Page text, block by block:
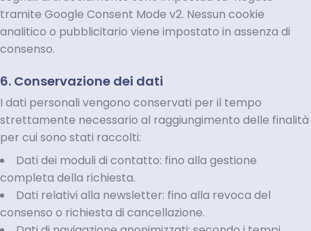
tramite Google Consent Mode v2. Nessun cookie
analitico o pubblicitario viene impostato in assenza di
consenso.
6. Conservazione dei dati
I dati personali vengono conservati per il tempo
strettamente necessario al raggiungimento delle finalità
per cui sono stati raccolti:
Dati dei moduli di contatto: fino alla gestione
completa della richiesta.
Dati relativi alla newsletter: fino alla revoca del
consenso o richiesta di cancellazione.